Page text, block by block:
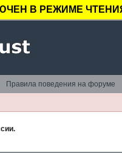
В РЕЖИМЕ
Правила поведения на форуме